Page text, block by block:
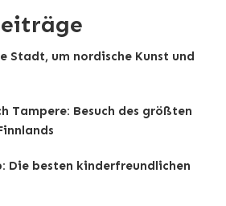
Stadt, um nordische Kunst und
Tampere: Besuch des größten
Die besten kinderfreundlichen